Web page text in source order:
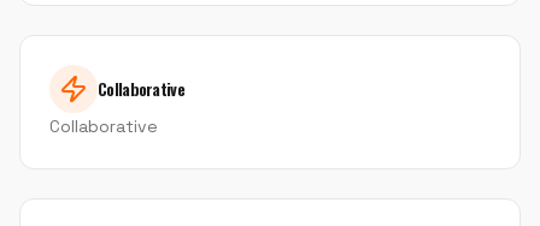
Collaborative
Collaborative